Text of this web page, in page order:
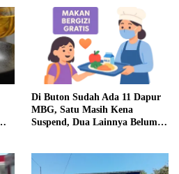
Di Buton Sudah Ada 11 Dapur
MBG, Satu Masih Kena
Suspend, Dua Lainnya Belum